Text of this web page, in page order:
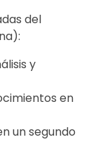
del
y
en
un segundo